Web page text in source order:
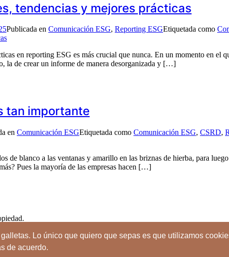
Lo único que quiero que sepas es que utilizamos
de acuerdo.
tendencias y mejores prácticas
Publicada en Comunicación ESG, Reporting ESGEtiquetada como
en reporting ESG es más crucial que nunca. En un momento en el
la de crear un informe de manera desorganizada y […]
tan importante
en Comunicación ESGEtiquetada como Comunicación ESG, CSRD,
de blanco a las ventanas y amarillo en las briznas de hierba, para
Pues la mayoría de las empresas hacen […]
y condiciones